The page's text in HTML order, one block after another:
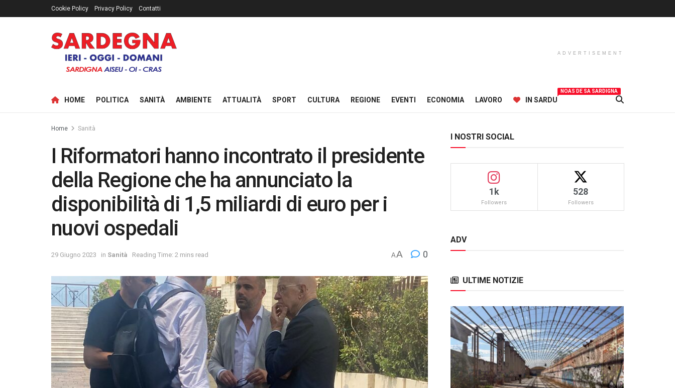
Cookie Policy Privacy Policy Contatti
ADVERTISEMENT
HOME POLITICA SANITÀ AMBIENTE ATTUALITÀ SPORT CULTURA REGIONE EVENTI ECONOMIA LAVORO IN SARDU
NOAS DE SA SARDIGNA
Home Sanità
I Riformatori hanno incontrato il presidente
della Regione che ha annunciato la
disponibilità di 1,5 miliardi di euro per i
nuovi ospedali
29 Giugno 2023 in Sanità Reading Time: 2 mins read AA 0
I NOSTRI SOCIAL
1k
Followers
528
Followers
ADV
ULTIME NOTIZIE